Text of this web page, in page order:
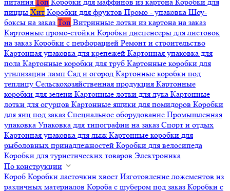
питания Топ Коробки для маффинов из картона Коробки для
пиццы Хит Коробки для фруктов Промо - упаковка Шоу-
боксы на заказ Топ Витринные лотки из картона на заказ
Картонные промо-стойки Коробки диспенсеры для листовок
на заказ Коробки с перфорацией Ремонт и строительство
Картонная упаковка для крепежей Картонная упаковка для
пола Картонные коробки для труб Картонные коробки для
утилизации ламп Сад и огород Картонные коробки под
теплицу Сельскохозяйственная продукция Картонные
коробки для зелени Картонные лотки для лука Картонные
лотки для огурцов Картонные ящики для помидоров Коробки
для яиц под заказ Специальное оборудование Промышленная
упаковка Упаковка для типографии на заказ Спорт и отдых
Картонная упаковка для лыж Картонные коробки для
рыболовных принадлежностей Коробки для велосипеда
Коробки для туристических товаров Электроника
По конструкции
Короб Коробки ласточкин хвост Изготовление ложементов из
различных материалов Короба с шубером под заказ Коробки с